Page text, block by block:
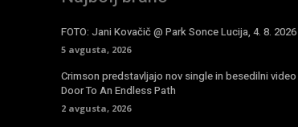
FOTO: Jani Kovačič @ Park Sonce Lucija, 4. 8. 2026
5 avgusta, 2026
Crimson predstavljajo nov single in besedilni video
Door To An Endless Path
2 avgusta, 2026